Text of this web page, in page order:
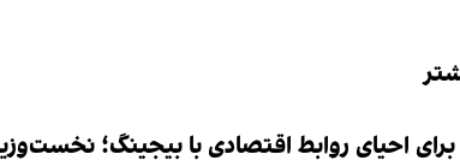
احیای روابط اقتصادی با بیجینگ؛